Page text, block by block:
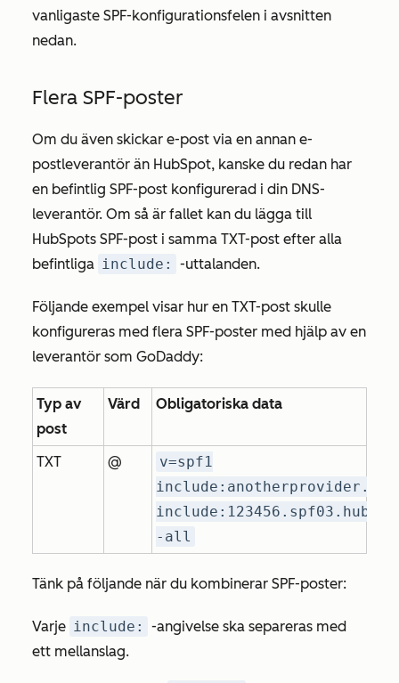
vanligaste SPF-konfigurationsfelen i avsnitten
nedan.
Flera SPF-poster
Om du även skickar e-post via en annan e-
postleverantör än HubSpot, kanske du redan har
en befintlig SPF-post konfigurerad i din DNS-
leverantör. Om så är fallet kan du lägga till
HubSpots SPF-post i samma TXT-post efter alla
befintliga include: -uttalanden.
Följande exempel visar hur en TXT-post skulle
konfigureras med flera SPF-poster med hjälp av en
leverantör som GoDaddy:
Typ av
post
Värd Obligatoriska data
TXT @
v=spf1
include:anotherprovider.com
-all
Tänk på följande när du kombinerar SPF-poster:
Varje include:
-angivelse ska separeras med
ett mellanslag.